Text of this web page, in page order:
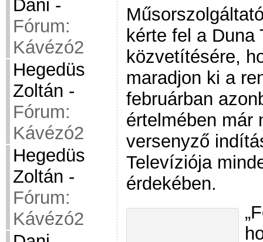
Dani -
Fórum:
Kávézó2
Hegedüs
Zoltán -
Fórum:
Kávézó2
Hegedüs
Zoltán -
Fórum:
Kávézó2
kérte fel a Duna
közvetítésére,
maradjon ki a
februárban
értelmében már
versenyző
Televíziója
érdekében.